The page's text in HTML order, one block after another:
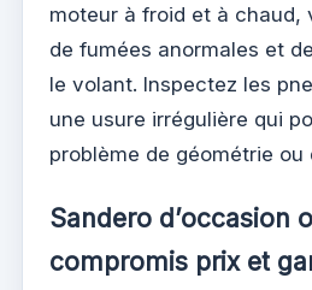
moteur à froid et à chaud,
de fumées anormales et
le volant. Inspectez les
une usure irrégulière qui
problème de géométrie ou
Sandero d’occasion
compromis prix et